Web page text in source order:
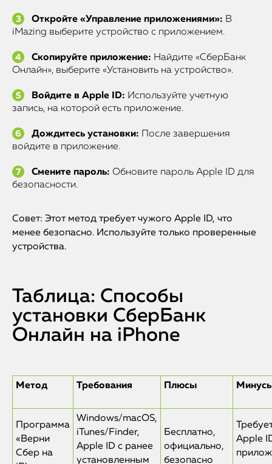
MacBook
Watch
iPad
Откройте «Управление приложениями»: В
iMazing выберите устройство с приложением.
Скопируйте приложение: Найдите «СберБанк
Онлайн», выберите «Установить на устройство».
Войдите в Apple ID: Используйте учетную
запись, на которой есть приложение.
Дождитесь установки: После завершения
войдите в приложение.
Смените пароль: Обновите пароль Apple ID для
безопасности.
Совет: Этот метод требует чужого Apple ID, что
менее безопасно. Используйте только проверенные
устройства.
Таблица: Способы
установки СберБанк
Онлайн на iPhone
Метод Требования Плюсы
Программа
«Верни
Сбер на
Windows/macOS,
iTunes/Finder,
Apple ID с ранее
установленным
Бесплатно,
официально,
безопасно
Apple